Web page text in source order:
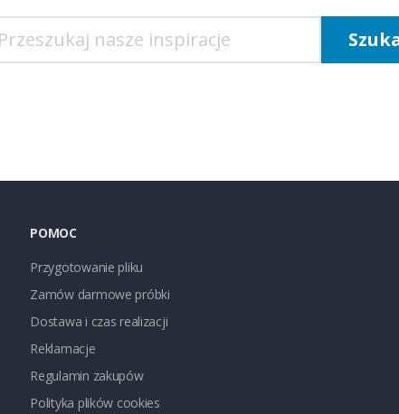
POMOC
Przygotowanie pliku
Zamów darmowe próbki
Dostawa i czas realizacji
Reklamacje
Regulamin zakupów
Polityka plików cookies